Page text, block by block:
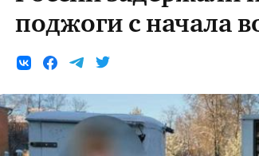
поджоги с начала